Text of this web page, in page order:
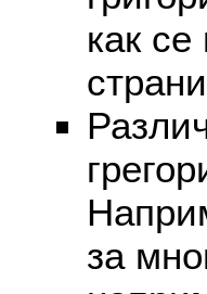
как
за